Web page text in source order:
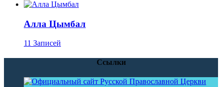
Алла Цымбал
11 Записей
Ссылки